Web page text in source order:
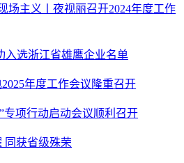
场主义丨夜视丽召开2024年度工作
入选浙江省雄鹰企业名单
年度工作会议隆重召开
专项行动启动会议顺利召开
同获省级殊荣